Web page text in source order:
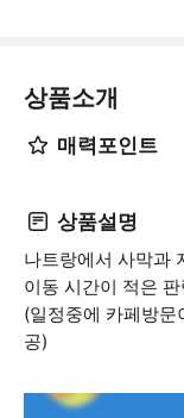
상품소개
매력포인트
상품설명
나트랑에서 사막과
이동 시간이 적은
(일정중에 카페방문
공)